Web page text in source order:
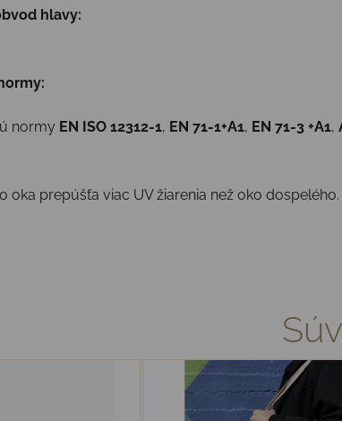
hlavy:
normy EN ISO 12312-1, EN 71-1+A1, EN 71-3 +A1,
oka prepúšťa viac UV žiarenia než oko